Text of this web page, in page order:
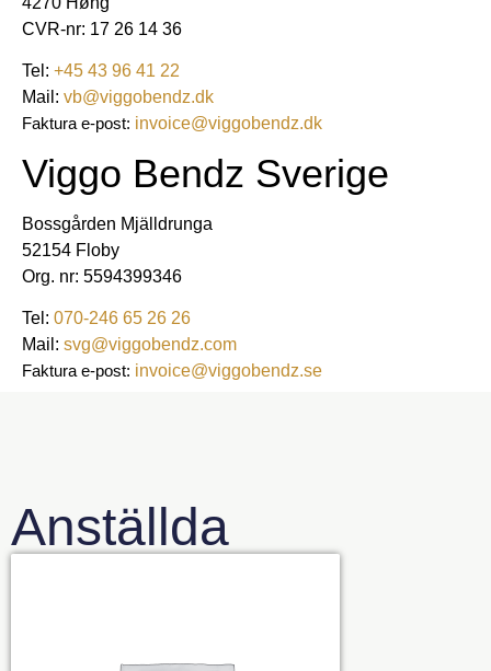
CVR-nr: 17 26 14 36
Tel: +45 43 96 41 22
Mail: vb@viggobendz.dk
Faktura e-post: invoice@viggobendz.dk
Viggo Bendz Sverige
Bossgården Mjälldrunga
52154 Floby
Org. nr: 5594399346
Tel: 070-246 65 26 26
Mail: svg@viggobendz.com
Faktura e-post: invoice@viggobendz.se
Anställda